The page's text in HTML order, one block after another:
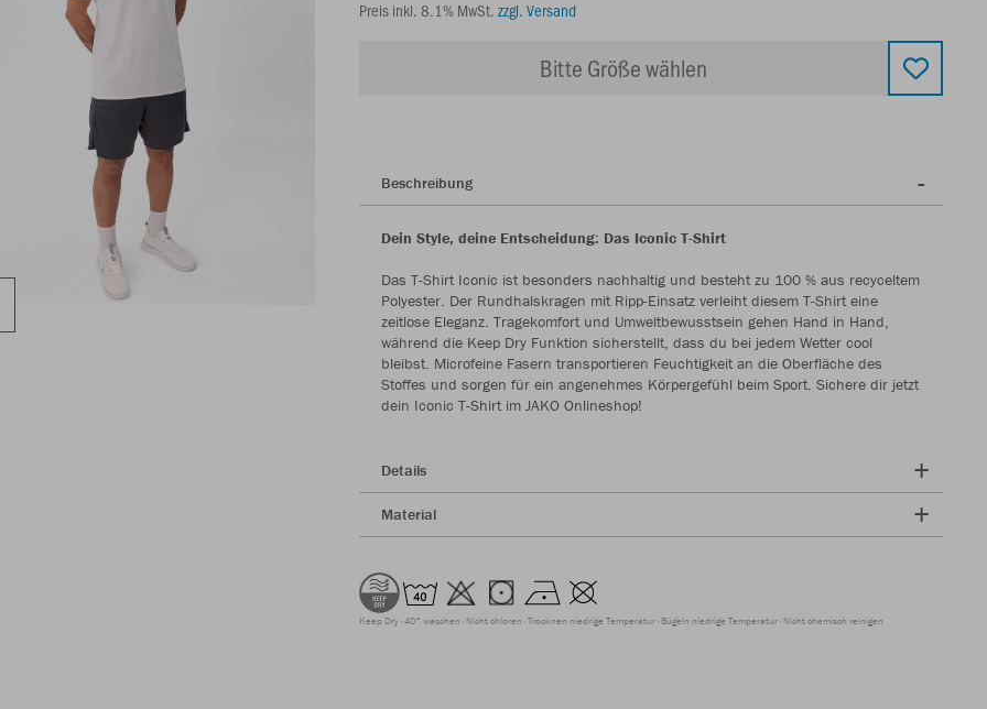
Preis inkl. 8.1% MwSt. zzgl. Versand
Bitte Größe wählen
Beschreibung
Dein Style, deine Entscheidung: Das Iconic T-Shirt
Das T-Shirt Iconic ist besonders nachhaltig und besteht zu 100 % aus recyceltem
Polyester. Der Rundhalskragen mit Ripp-Einsatz verleiht diesem T-Shirt eine
zeitlose Eleganz. Tragekomfort und Umweltbewusstsein gehen Hand in Hand,
während die Keep Dry Funktion sicherstellt, dass du bei jedem Wetter cool
bleibst. Microfeine Fasern transportieren Feuchtigkeit an die Oberfläche des
Stoffes und sorgen für ein angenehmes Körpergefühl beim Sport. Sichere dir jetzt
dein Iconic T-Shirt im JAKO Onlineshop!
Details
Material
Keep Dry 40° waschen Nicht chloren Trocknen niedrige Temperatur Bügeln niedrige Temperatur Nicht chemisch reinigen